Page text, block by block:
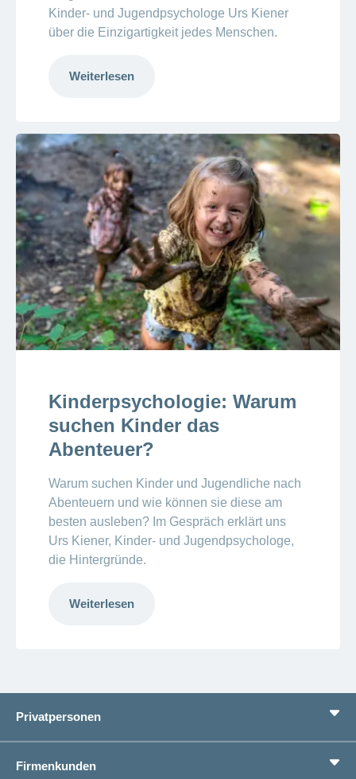
Kinder- und Jugendpsychologe Urs Kiener
über die Einzigartigkeit jedes Menschen.
Weiterlesen
Kinderpsychologie: Warum
suchen Kinder das
Abenteuer?
Warum suchen Kinder und Jugendliche nach
Abenteuern und wie können sie diese am
besten ausleben? Im Gespräch erklärt uns
Urs Kiener, Kinder- und Jugendpsychologe,
die Hintergründe.
Weiterlesen
Privatpersonen
Lebenssituationen
Firmenkunden